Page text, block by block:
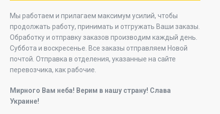
Мы работаем и прилагаем максимум усилий, чтобы
продолжать работу, принимать и отгружать Ваши заказы.
Обработку и отправку заказов производим каждый день.
Суббота и воскресенье. Все заказы отправляем Новой
почтой. Отправка в отделения, указанные на сайте
перевозчика, как рабочие.
Мирного Вам неба! Верим в нашу страну! Слава
Украине!